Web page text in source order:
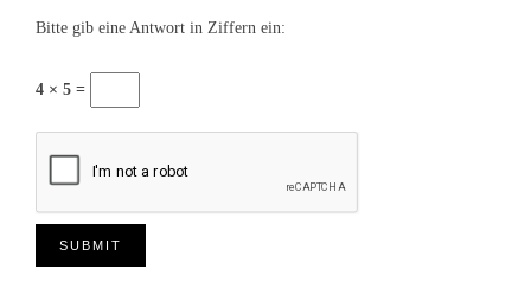
Bitte gib eine Antwort in Ziffern ein:
4 × 5 =